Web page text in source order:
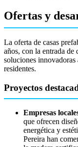
Ofertas y
La oferta de casas
años, con la entrada de
soluciones innovadoras
residentes.
Proyectos
Empresas
que ofrecen
energética y
Pereira han